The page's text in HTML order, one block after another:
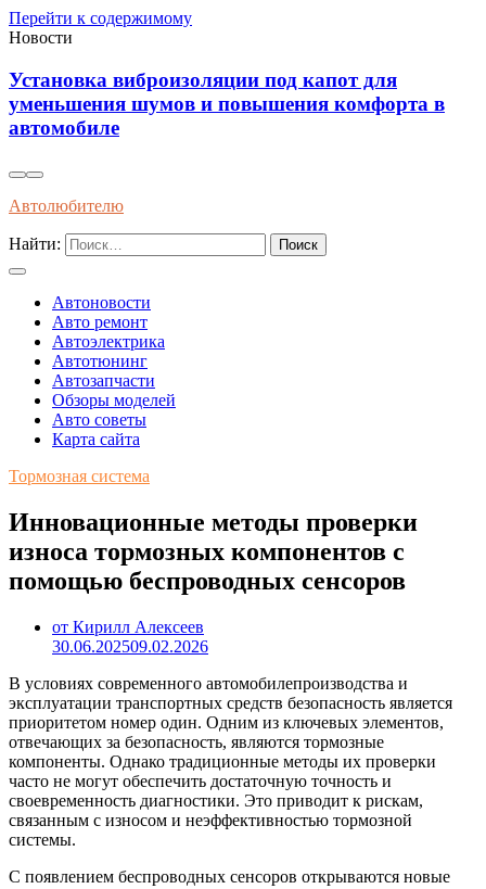
Перейти к содержимому
Новости
Установка виброизоляции под капот для
уменьшения шумов и повышения комфорта в
автомобиле
Автолюбителю
Найти:
Автоновости
Авто ремонт
Автоэлектрика
Автотюнинг
Автозапчасти
Обзоры моделей
Авто советы
Карта сайта
Тормозная система
Инновационные методы проверки
износа тормозных компонентов с
помощью беспроводных сенсоров
от Кирилл Алексеев
30.06.202509.02.2026
В условиях современного автомобилепроизводства и
эксплуатации транспортных средств безопасность является
приоритетом номер один. Одним из ключевых элементов,
отвечающих за безопасность, являются тормозные
компоненты. Однако традиционные методы их проверки
часто не могут обеспечить достаточную точность и
своевременность диагностики. Это приводит к рискам,
связанным с износом и неэффективностью тормозной
системы.
С появлением беспроводных сенсоров открываются новые